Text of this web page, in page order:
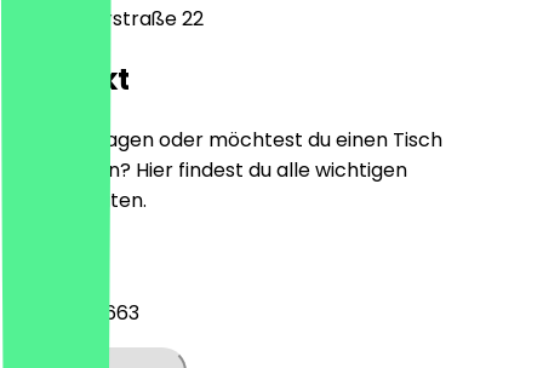
Derfflingerstraße 22
Kontakt
Hast du Fragen oder möchtest du einen Tisch
reservieren? Hier findest du alle wichtigen
Kontaktdaten.
0177 9666663